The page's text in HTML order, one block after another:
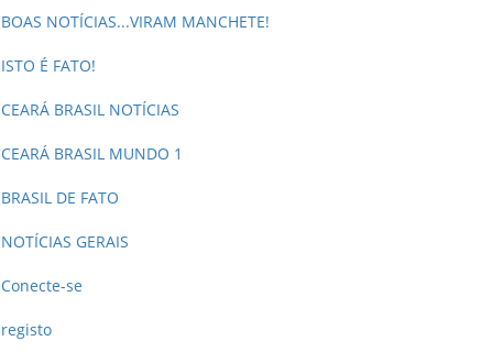
BOAS NOTÍCIAS...VIRAM MANCHETE!
ISTO É FATO!
CEARÁ BRASIL NOTÍCIAS
CEARÁ BRASIL MUNDO 1
BRASIL DE FATO
NOTÍCIAS GERAIS
Conecte-se
registo